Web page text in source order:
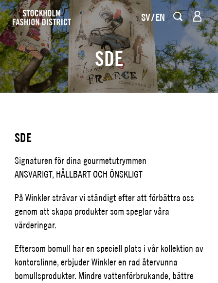
SV EN
SDE
SDE
Signaturen för dina gourmetutrymmen
ANSVARIGT, HÅLLBART OCH ÖNSKLIGT
På Winkler strävar vi ständigt efter att förbättra oss
genom att skapa produkter som speglar våra
värderingar.
Eftersom bomull har en speciell plats i vår kollektion av
kontorslinne, erbjuder Winkler en rad återvunna
bomullsprodukter. Mindre vattenförbrukande, bättre